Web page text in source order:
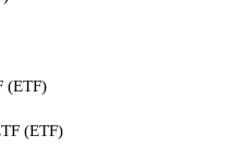
(ETF)
(ETF)